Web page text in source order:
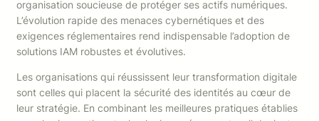
organisation soucieuse de protéger ses actifs numériques.
L’évolution rapide des menaces cybernétiques et des
exigences réglementaires rend indispensable l’adoption de
solutions IAM robustes et évolutives.
Les organisations qui réussissent leur transformation digitale
sont celles qui placent la sécurité des identités au cœur de
leur stratégie. En combinant les meilleures pratiques établies